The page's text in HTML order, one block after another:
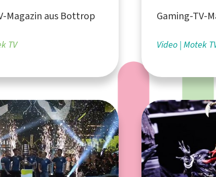
Köln
Magazin aus Bottrop
TV
Gaming-TV-
Video Motek